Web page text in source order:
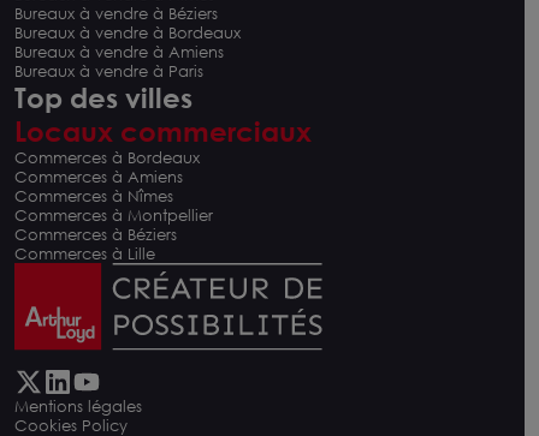
Bureaux à vendre à Béziers
Bureaux à vendre à Bordeaux
Bureaux à vendre à Amiens
Bureaux à vendre à Paris
Top des villes
Locaux commerciaux
Commerces à Bordeaux
Commerces à Amiens
Commerces à Nîmes
Commerces à Montpellier
Commerces à Béziers
Commerces à Lille
Mentions légales
Cookies Policy